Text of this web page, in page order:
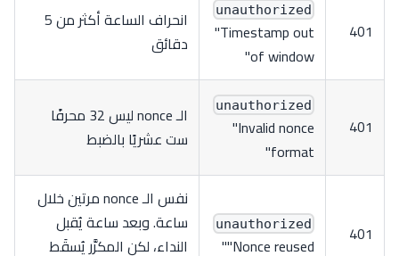
401
unauthorized
"Timestamp out
of window"
انحراف الساعة أكثر من 5
دقائق
401
unauthorized
"Invalid nonce
format"
الـ nonce ليس 32 محرفًا
ست عشريًا بالضبط
401
unauthorized
"Nonce reused"
نفس الـ nonce مرتين خلال
ساعة. وبعد ساعة يُقبل
النداء، لكن المكرَّر يُسقَط